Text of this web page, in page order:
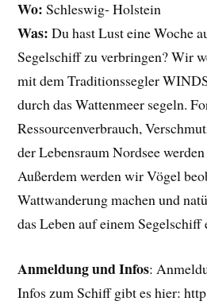
Wo: Schleswig- Holstein
Was: Du hast Lust eine Woche
Segelschiff zu verbringen? Wir
mit dem Traditionssegler
durch das Wattenmeer segeln.
Ressourcenverbrauch,
der Lebensraum Nordsee
Außerdem werden wir Vögel
Wattwanderung machen und
das Leben auf einem Segelschiff
Anmeldung und Infos:
Infos zum Schiff gibt es hier: